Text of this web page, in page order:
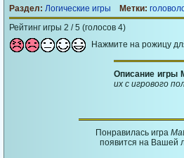
Раздел: Логические игры Метки:
Рейтинг игры 2 / 5 (голосов 4)
Нажмите на рожицу
Описание игры
их с игрового
Понравилась игра
появится на Вашей